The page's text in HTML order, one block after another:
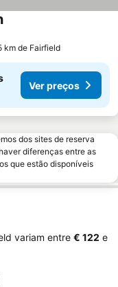
km de Fairfield
Ver preços
dos sites de reserva
diferenças entre as
que estão disponíveis
variam entre ‎€ 122 e